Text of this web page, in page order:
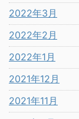
2022年3月
2022年2月
2022年1月
2021年12月
2021年11月